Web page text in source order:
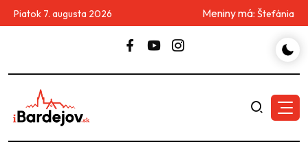
Piatok 7. augusta 2026 Meniny má: Štefánia